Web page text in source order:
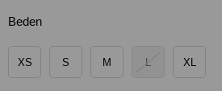
Beden
XS S M L XL